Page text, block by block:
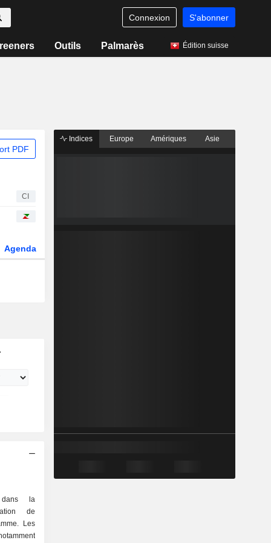
Connexion S'abonner
Outils Palmarès Édition suisse
PDF
CI
Agenda
dans la
de
Les
Indices Europe Amériques Asie